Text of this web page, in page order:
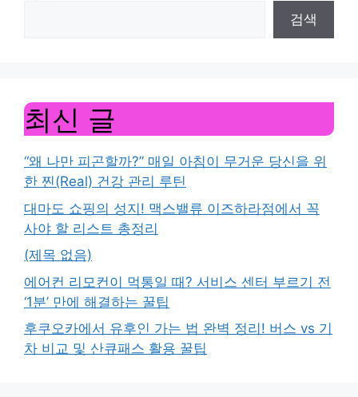
검색
최신 글
“왜 나만 피곤할까?” 매일 아침이 무거운 당신을 위
한 찐(Real) 건강 관리 루틴
대마도 쇼핑의 성지! 맥스밸류 이즈하라점에서 꼭
사야 할 리스트 총정리
(제목 없음)
에어컨 리모컨이 먹통일 때? 서비스 센터 부르기 전
‘1분’ 만에 해결하는 꿀팁
후쿠오카에서 유후인 가는 법 완벽 정리! 버스 vs 기
차 비교 및 산큐패스 활용 꿀팁